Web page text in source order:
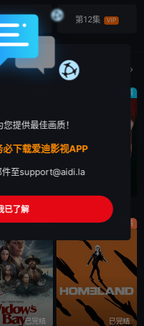
第12集 VIP
第三季
剧情
剧情
已完结
剧情
已完结
提供最佳画质！
必下载爱迪影视APP
至support@aidi.la
已了解